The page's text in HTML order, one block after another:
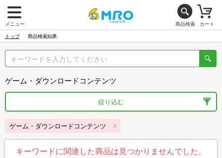
メニュー 商品検索 カート
トップ 商品検索結果
ゲーム・ダウンロードコンテンツ
絞り込む
ゲーム・ダウンロードコンテンツ
キーワードに関連した商品は見つかりませんでした。